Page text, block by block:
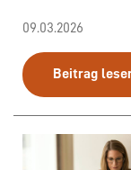
09.03.2026
Beitrag